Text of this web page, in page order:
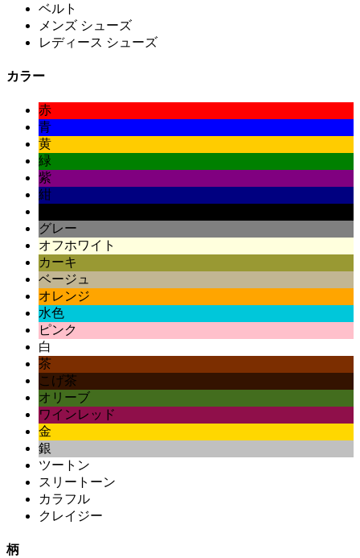
ベルト
メンズ シューズ
レディース シューズ
カラー
赤
青
黄
緑
紫
紺
グレー
オフホワイト
カーキ
ベージュ
オレンジ
水色
ピンク
白
茶
こげ茶
オリーブ
ワインレッド
金
銀
ツートン
スリートーン
カラフル
クレイジー
柄